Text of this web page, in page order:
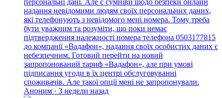
надання невідомими людям своїх персональних даних,
які телефонують з невідомого мені номера. Тому треба
бути уважним та розуміти, що поки немає
підтвердження належності номера телефона 0503177815
до компанії «Вадафон», надання своїх особистих даних є
небезпечним. Готовий перейти на новий
запропонований тариф «Вадафон», але при умові
підписання угоди в їх центрі обслуговуванні
споживачів. Але такої опції мені не запропонували.
Аноним · 3 недели назад